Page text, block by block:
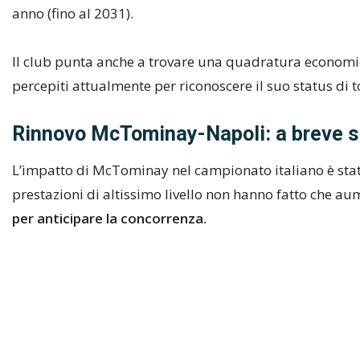
anno (fino al 2031).
Il club punta anche a trovare una quadratura
percepiti attualmente per riconoscere il suo status di
Rinnovo McTominay-Napoli: a
L’impatto di McTominay nel campionato italiano è
prestazioni di altissimo livello non hanno fatto che
per anticipare la concorrenza.